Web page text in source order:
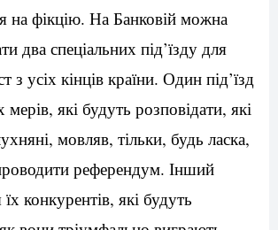
на фікцію. На Банковій можна
два спеціальних під’їзду для
з усіх кінців країни. Один під’їзд
які будуть розповідати, які
мовляв, тільки, будь ласка,
референдум. Інший
конкурентів, які будуть